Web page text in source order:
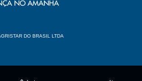
DO BRASIL LTDA